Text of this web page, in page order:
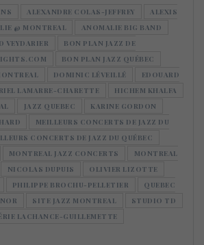
ALEXANDRE COLAS-JEFFREY
ALEXIS
@ MONTREAL
ANOMALIE BIG BAND
VEYDARIER
BON PLAN JAZZ DE
BON PLAN JAZZ QUÉBEC
DOMINIC LÉVEILLÉ
EDOUARD
LAMARRE-CHARETTE
HICHEM KHALFA
JAZZ QUEBEC
KARINE GORDON
MEILLEURS CONCERTS DE JAZZ DU
CONCERTS DE JAZZ DU QUÉBEC
MONTREAL JAZZ CONCERTS
MONTREAL
NICOLAS DUPUIS
OLIVIER LIZOTTE
PHILIPPE BROCHU-PELLETIER
QUEBEC
SITE JAZZ MONTREAL
STUDIO TD
LACHANCE-GUILLEMETTE